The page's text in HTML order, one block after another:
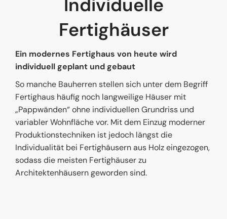
Individuelle
Fertighäuser
Ein modernes Fertighaus von heute wird
individuell geplant und gebaut
So manche Bauherren stellen sich unter dem Begriff
Fertighaus häufig noch langweilige Häuser mit
„Pappwänden“ ohne individuellen Grundriss und
variabler Wohnfläche vor. Mit dem Einzug moderner
Produktionstechniken ist jedoch längst die
Individualität bei Fertighäusern aus Holz eingezogen,
sodass die meisten Fertighäuser zu
Architektenhäusern geworden sind.